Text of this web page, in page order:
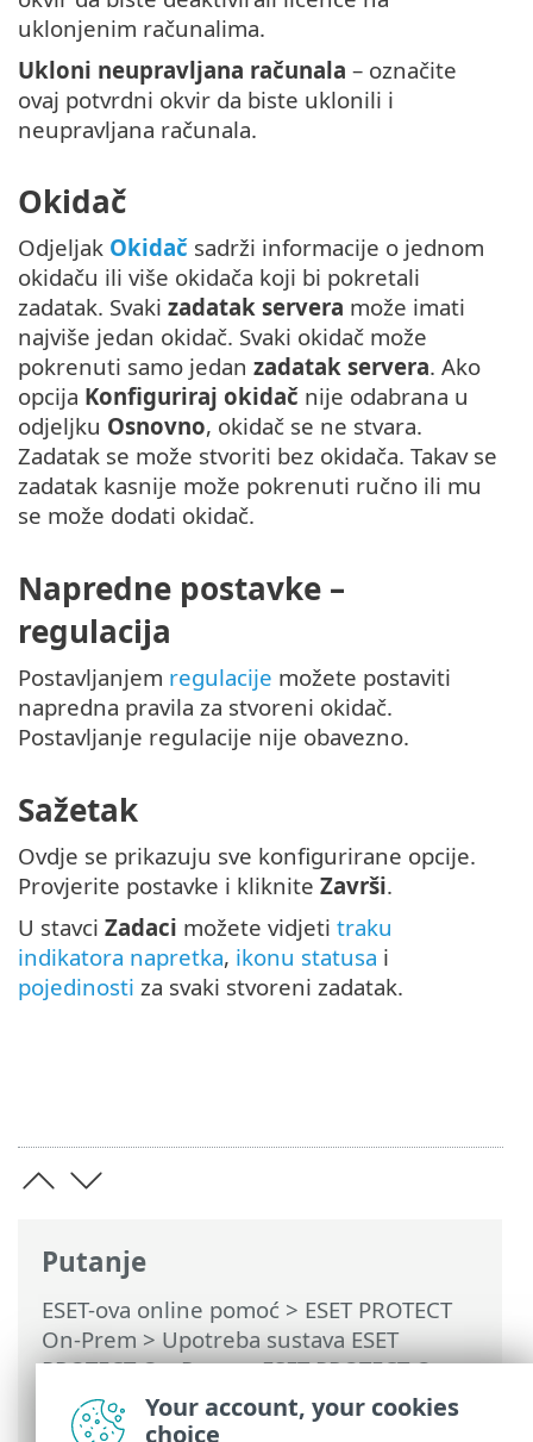
Putanje
ESET-ova online pomoć > ESET PROTECT
On-Prem > Upotreba sustava ESET
PROTECT On-Prem>ESET PROTECT On-
Prem Glavni izbornik>Zadaci>Zadaci
servera> Izbriši računala koja se ne
uklonjenim računalima.
Ukloni neupravljana računala – označite
ovaj potvrdni okvir da biste uklonili i
neupravljana računala.
Okidač
Odjeljak Okidač sadrži informacije o jednom
okidaču ili više okidača koji bi pokretali
zadatak. Svaki zadatak servera može imati
najviše jedan okidač. Svaki okidač može
pokrenuti samo jedan zadatak servera. Ako
opcija Konfiguriraj okidač nije odabrana u
odjeljku Osnovno, okidač se ne stvara.
Zadatak se može stvoriti bez okidača. Takav se
zadatak kasnije može pokrenuti ručno ili mu
se može dodati okidač.
Napredne postavke –
regulacija
Postavljanjem regulacije možete postaviti
napredna pravila za stvoreni okidač.
Postavljanje regulacije nije obavezno.
Sažetak
Ovdje se prikazuju sve konfigurirane opcije.
Provjerite postavke i kliknite Završi.
U stavci Zadaci možete vidjeti traku
indikatora napretka, ikonu statusa i
pojedinosti za svaki stvoreni zadatak.
Your account, your cookies
choice